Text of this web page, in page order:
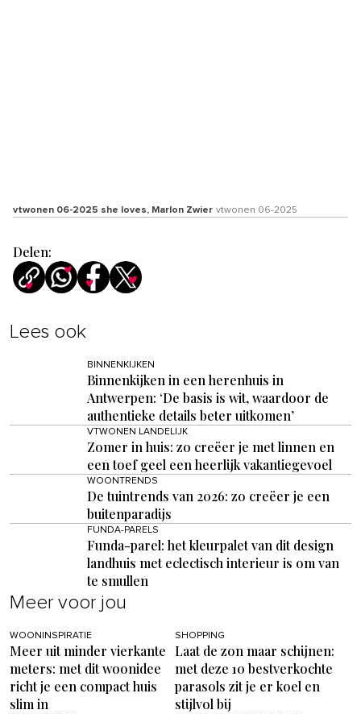
vtwonen 06-2025 she loves, Marlon Zwier vtwonen 06-2025
Delen:
Lees ook
BINNENKIJKEN
Binnenkijken in een herenhuis in
Antwerpen: ‘De basis is wit, waardoor de
authentieke details beter uitkomen’
VTWONEN LANDELIJK
Zomer in huis: zo creëer je met linnen en
een toef geel een heerlijk vakantiegevoel
WOONTRENDS
De tuintrends van 2026: zo creëer je een
buitenparadijs
FUNDA-PARELS
Funda-parel: het kleurpalet van dit design
landhuis met eclectisch interieur is om van
te smullen
Meer voor jou
WOONINSPIRATIE
Meer uit minder vierkante
meters: met dit woonidee
richt je een compact huis
slim in
SHOPPING
Laat de zon maar schijnen:
met deze 10 bestverkochte
parasols zit je er koel en
stijlvol bij